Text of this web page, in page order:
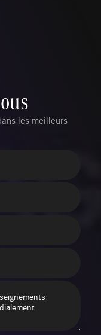
les meilleurs